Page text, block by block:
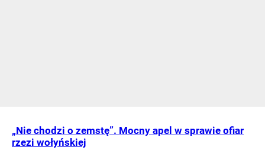
„Nie chodzi o zemstę”. Mocny apel w sprawie ofiar
rzezi wołyńskiej